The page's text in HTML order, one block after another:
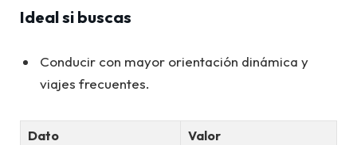
Ideal si buscas
Conducir con mayor orientación dinámica y
viajes frecuentes.
Dato
Valor